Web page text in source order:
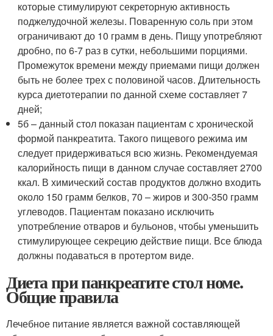
которые стимулируют секреторную активность
поджелудочной железы. Поваренную соль при этом
ограничивают до 10 грамм в день. Пищу употребляют
дробно, по 6-7 раз в сутки, небольшими порциями.
Промежуток времени между приемами пищи должен
быть не более трех с половиной часов. Длительность
курса диетотерапии по данной схеме составляет 7
дней;
5б – данный стол показан пациентам с хронической
формой панкреатита. Такого пищевого режима им
следует придерживаться всю жизнь. Рекомендуемая
калорийность пищи в данном случае составляет 2700
ккал. В химический состав продуктов должно входить
около 150 грамм белков, 70 – жиров и 300-350 грамм
углеводов. Пациентам показано исключить
употребление отваров и бульонов, чтобы уменьшить
стимулирующее секрецию действие пищи. Все блюда
должны подаваться в протертом виде.
Диета при панкреатите стол номе.
Общие правила
Лечебное питание является важной составляющей